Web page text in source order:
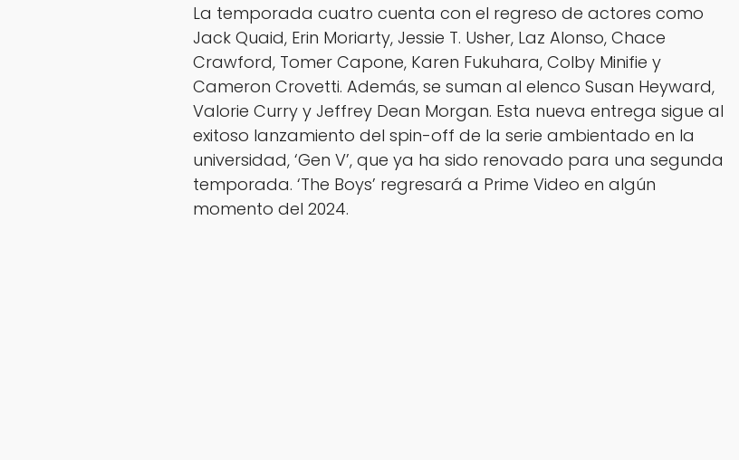
La temporada cuatro cuenta con el regreso de actores como
Jack Quaid, Erin Moriarty, Jessie T. Usher, Laz Alonso, Chace
Crawford, Tomer Capone, Karen Fukuhara, Colby Minifie y
Cameron Crovetti. Además, se suman al elenco Susan Heyward,
Valorie Curry y Jeffrey Dean Morgan. Esta nueva entrega sigue al
exitoso lanzamiento del spin-off de la serie ambientado en la
universidad, ‘Gen V’, que ya ha sido renovado para una segunda
temporada. ‘The Boys’ regresará a Prime Video en algún
momento del 2024.